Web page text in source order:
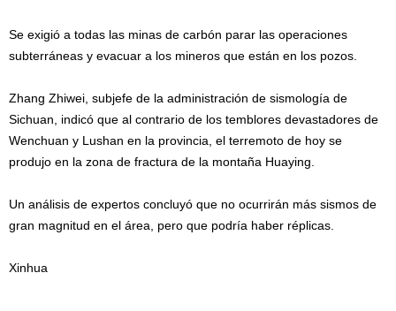
Se exigió a todas las minas de carbón parar las operaciones
subterráneas y evacuar a los mineros que están en los pozos.
Zhang Zhiwei, subjefe de la administración de sismología de
Sichuan, indicó que al contrario de los temblores devastadores de
Wenchuan y Lushan en la provincia, el terremoto de hoy se
produjo en la zona de fractura de la montaña Huaying.
Un análisis de expertos concluyó que no ocurrirán más sismos de
gran magnitud en el área, pero que podría haber réplicas.
Xinhua